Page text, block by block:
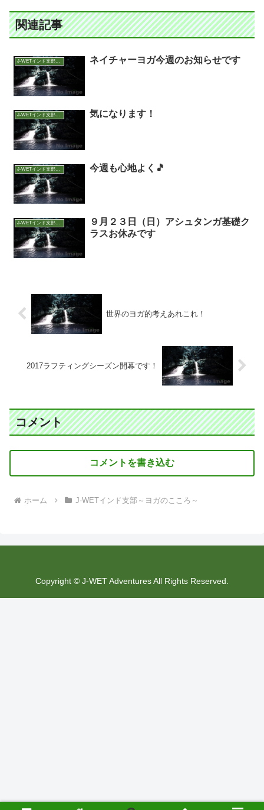
関連記事
J-WETインド支部～ヨガのこころ～ ネイチャーヨガ今週のお知らせです
J-WETインド支部～ヨガのこころ～ 気になります！
J-WETインド支部～ヨガのこころ～ 今週も心地よく🎵
J-WETインド支部～ヨガのこころ～
９月２３日（日）アシュタンガ基礎ク
ラスお休みです
世界のヨガ的考えあれこれ！
2017ラフティングシーズン開幕です！
コメント
コメントを書き込む
ホーム J-WETインド支部～ヨガのこころ～
Copyright © J-WET Adventures All Rights Reserved.